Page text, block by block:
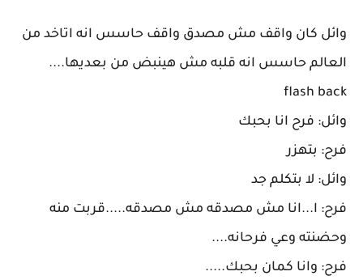
وائل كان واقف مش مصدق واقف حاسس انه اتاخد من
العالم حاسس انه قلبه مش هينبض من بعديها....
flash back
وائل: فرح انا بحبك
فرح: بتهزر
وائل: لا بتكلم جد
فرح: ا...انا مش مصدقه مش مصدقه.....قربت منه
وحضنته وعي فرحانه....
فرح: وانا كمان بحبك.....